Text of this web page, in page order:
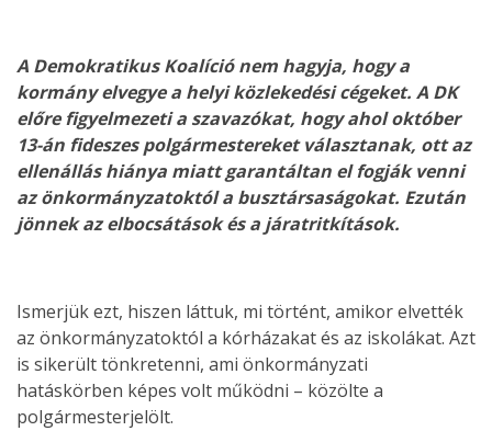
A Demokratikus Koalíció nem hagyja, hogy a
kormány elvegye a helyi közlekedési cégeket. A DK
előre figyelmezeti a szavazókat, hogy ahol október
13-án fideszes polgármestereket választanak, ott az
ellenállás hiánya miatt garantáltan el fogják venni
az önkormányzatoktól a busztársaságokat. Ezután
jönnek az elbocsátások és a járatritkítások.
Ismerjük ezt, hiszen láttuk, mi történt, amikor elvették
az önkormányzatoktól a kórházakat és az iskolákat. Azt
is sikerült tönkretenni, ami önkormányzati
hatáskörben képes volt működni – közölte a
polgármesterjelölt.